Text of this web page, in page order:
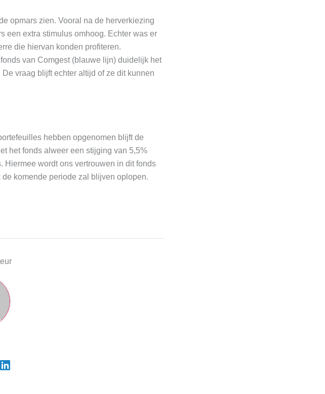
opmars zien. Vooral na de herverkiezing
een extra stimulus omhoog. Echter was er
die hiervan konden profiteren.
van Comgest (blauwe lijn) duidelijk het
vraag blijft echter altijd of ze dit kunnen
hebben opgenomen blijft de
het fonds alweer een stijging van 5,5%
Hiermee wordt ons vertrouwen in dit fonds
komende periode zal blijven oplopen.